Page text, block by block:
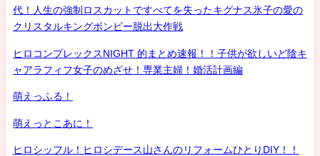
代！人生の強制ロスカットですべてを失ったキグナス氷子の愛の
クリスタルキングボンビー脱出大作戦
ヒロコンプレックスNIGHT 的まとめ速報！！子供が欲しいど陰キ
ャアラフィフ女子のめざせ！専業主婦！婚活計画編
萌えっふる！
萌えっとこあに！
ヒロシッフル！ヒロシデース山さんのリフォームひとりDIY！！